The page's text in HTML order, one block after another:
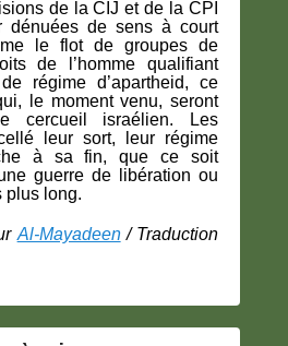
de la CIJ et de la CPI
dénuées de sens à court
le flot de groupes de
de l’homme qualifiant
régime d’apartheid, ce
le moment venu, seront
cercueil israélien. Les
leur sort, leur régime
à sa fin, que ce soit
guerre de libération ou
plus long.
Al-Mayadeen/ Traduction